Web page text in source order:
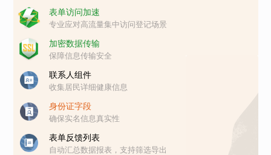
表单访问加速
专业应对高流量集中访问登记场景
加密数据传输
保障信息传输安全
联系人组件
收集居民详细健康信息
身份证字段
确保实名信息真实性
表单反馈列表
自动汇总数据报表，支持筛选导出